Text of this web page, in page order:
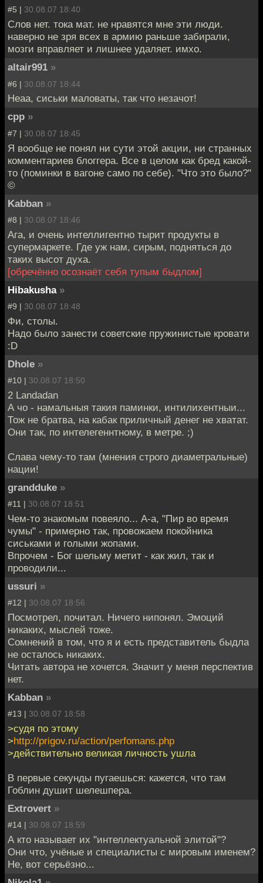
#5 | 30.08.07 18:40
Слов нет. тока мат. не нравятся мне эти люди.
наверно не зря всех в армию раньше забирали,
мозги вправляет и лишнее удаляет. имхо.
altair991 »
#6 | 30.08.07 18:44
Неаа, сиськи маловаты, так что незачот!
cpp »
#7 | 30.08.07 18:45
Я вообще не понял ни сути этой акции, ни странных
комментариев блоггера. Все в целом как бред какой-
то (поминки в вагоне само по себе). "Что это было?"
©
Kabban »
#8 | 30.08.07 18:46
Ага, и очень интеллигентно тырит продукты в
супермаркете. Где уж нам, сирым, подняться до
таких высот духа.
[обречённо осознаёт себя тупым быдлом]
Hibakusha »
#9 | 30.08.07 18:48
Фи, столы.
Надо было занести советские пружинистые кровати
:D
Dhole »
#10 | 30.08.07 18:50
2 Landadan
А чо - намальныя такия паминки, интилихентныи...
Тож не братва, на кабак приличный денег не хватат.
Они так, по интелегеннтному, в метре. ;)
Слава чему-то там (мнения строго диаметральные)
нации!
grandduke »
#11 | 30.08.07 18:51
Чем-то знакомым повеяло... А-а, "Пир во время
чумы" - примерно так, провожаем покойника
сиськами и голыми жопами.
Впрочем - Бог шельму метит - как жил, так и
проводили...
ussuri »
#12 | 30.08.07 18:56
Посмотрел, почитал. Ничего нипонял. Эмоций
никаких, мыслей тоже.
Сомнений в том, что я и есть представитель быдла
не осталось никаких.
Читать автора не хочется. Значит у меня перспектив
нет.
Kabban »
#13 | 30.08.07 18:58
>судя по этому
>http://prigov.ru/action/perfomans.php
>действительно великая личность ушла
В первые секунды пугаешься: кажется, что там
Гоблин душит шелешпера.
Extrovert »
#14 | 30.08.07 18:59
А кто называет их "интеллектуальной элитой"?
Они что, учёные и специалисты с мировым именем?
Не, вот серьёзно...